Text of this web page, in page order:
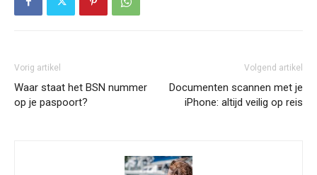
Vorig artikel
Waar staat het BSN nummer
op je paspoort?
Volgend artikel
Documenten scannen met je
iPhone: altijd veilig op reis